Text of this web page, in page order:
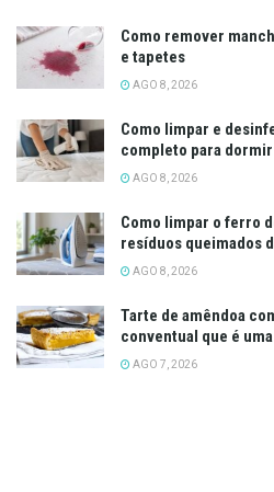
Como remover
e tapetes
AGO 8, 2026
Como limpar e
completo para
AGO 8, 2026
Como limpar o ferro
resíduos queimados
AGO 8, 2026
Tarte de amêndoa
conventual que é
AGO 7, 2026